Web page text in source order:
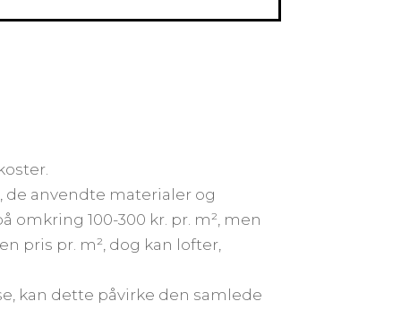
anvendte materialer og
100-300 kr. pr. m², men
pris pr. m², dog kan lofter,
kan dette påvirke den samlede